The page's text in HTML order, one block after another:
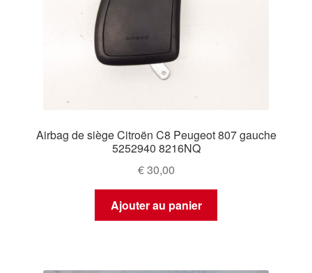
Airbag de siège Citroën C8 Peugeot 807 gauche
5252940 8216NQ
€30,00
Ajouter au panier